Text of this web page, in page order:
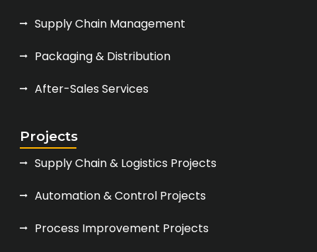
Supply Chain Management
Packaging & Distribution
After-Sales Services
Projects
Supply Chain & Logistics Projects
Automation & Control Projects
Process Improvement Projects